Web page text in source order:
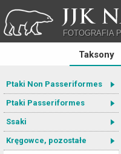
JJK
FOTOGRAFIA
Taksony
Ptaki Non Passeriformes
Ptaki Passeriformes
Ssaki
Kręgowce, pozostałe